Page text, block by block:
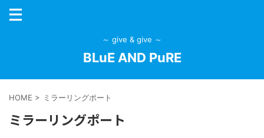
～ give & give ～
BLuE AND PuRE
HOME > ミラーリングポート
ミラーリングポート